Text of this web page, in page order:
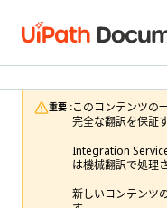
重要 :このコンテンツの
完全な翻訳を保証
Integration
は機械翻訳で処理
新しいコンテンツ